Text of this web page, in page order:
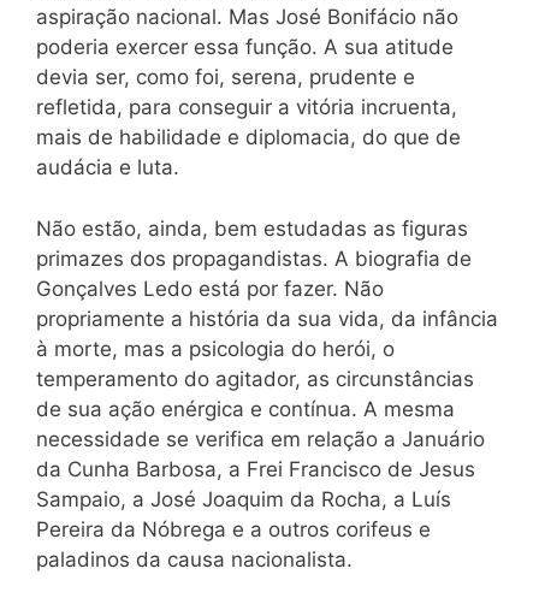
aspiração nacional. Mas José Bonifácio não
poderia exercer essa função. A sua atitude
devia ser, como foi, serena, prudente e
refletida, para conseguir a vitória incruenta,
mais de habilidade e diplomacia, do que de
audácia e luta.
Não estão, ainda, bem estudadas as figuras
primazes dos propagandistas. A biografia de
Gonçalves Ledo está por fazer. Não
propriamente a história da sua vida, da infância
à morte, mas a psicologia do herói, o
temperamento do agitador, as circunstâncias
de sua ação enérgica e contínua. A mesma
necessidade se verifica em relação a Januário
da Cunha Barbosa, a Frei Francisco de Jesus
Sampaio, a José Joaquim da Rocha, a Luís
Pereira da Nóbrega e a outros corifeus e
paladinos da causa nacionalista.